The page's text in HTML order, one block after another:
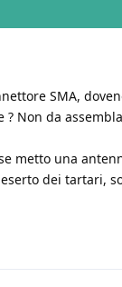
SMA,
Non da
se metto una
dei tartari,